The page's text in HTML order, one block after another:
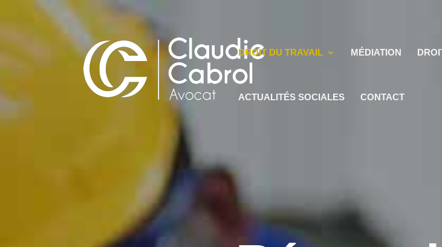
DROIT DU TRAVAIL MÉDIATION
ACTUALITÉS SOCIALES CONTACT